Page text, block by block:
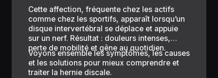
Cette affection, fréquente chez les actifs
comme chez les sportifs, apparaît lorsqu’un
disque intervertébral se déplace et appuie
sur un nerf. Résultat : douleurs intenses,
perte de mobilité et gêne au quotidien.
Voyons ensemble les symptômes, les causes
et les solutions pour mieux comprendre et
traiter la hernie discale.